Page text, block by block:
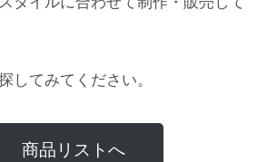
してみてください。
商品リストへ